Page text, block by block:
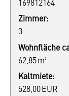
Zimmer:
3
Wohnfläche
62,85 m²
Kaltmiete:
528,00 EUR